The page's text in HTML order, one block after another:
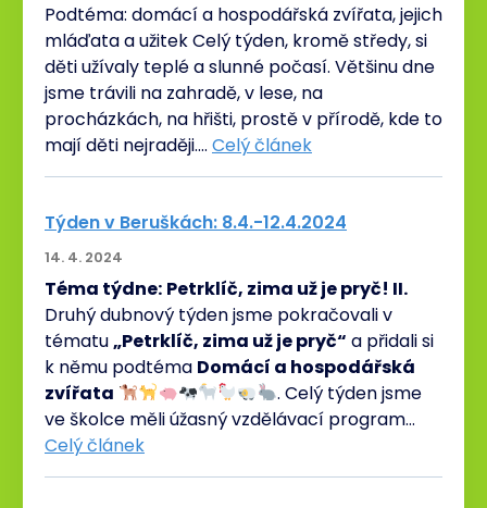
Podtéma: domácí a hospodářská zvířata, jejich
mláďata a užitek Celý týden, kromě středy, si
děti užívaly teplé a slunné počasí. Většinu dne
jsme trávili na zahradě, v lese, na
procházkách, na hřišti, prostě v přírodě, kde to
mají děti nejraději.… Celý článek
Týden v Beruškách: 8.4.-12.4.2024
14. 4. 2024
Téma týdne: Petrklíč, zima už je pryč! II.
Druhý dubnový týden jsme pokračovali v
tématu„Petrklíč, zima už je pryč“ a přidali si
k němu podtéma Domácí a hospodářská
zvířata
. Celý týden jsme
ve školce měli úžasný vzdělávací program…
Celý článek